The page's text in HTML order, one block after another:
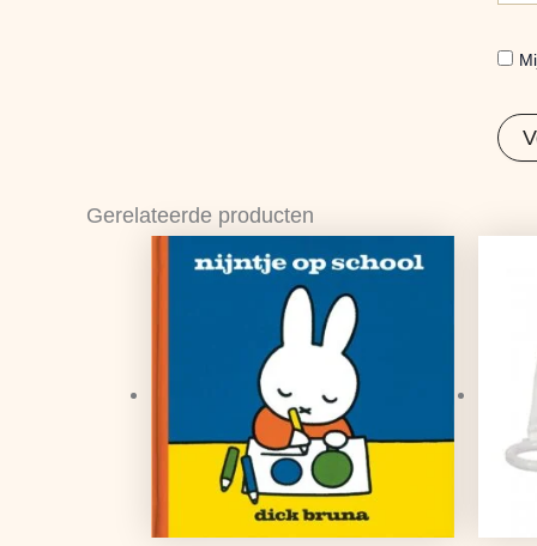
Gerelateerde producten